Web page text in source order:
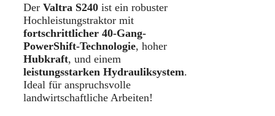
Der Valtra S240 ist ein robuster
Hochleistungstraktor mit
fortschrittlicher 40-Gang-
PowerShift-Technologie, hoher
Hubkraft, und einem
leistungsstarken Hydrauliksystem.
Ideal für anspruchsvolle
landwirtschaftliche Arbeiten!